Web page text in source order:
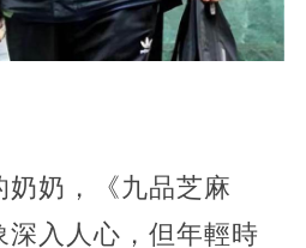
奶奶，《九品芝麻
入人心，但年輕時